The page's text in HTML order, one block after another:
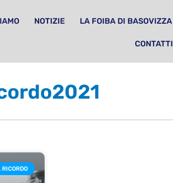
NOTIZIE LA FOIBA DI BASOVIZZA
CONTATTI
RICORDO